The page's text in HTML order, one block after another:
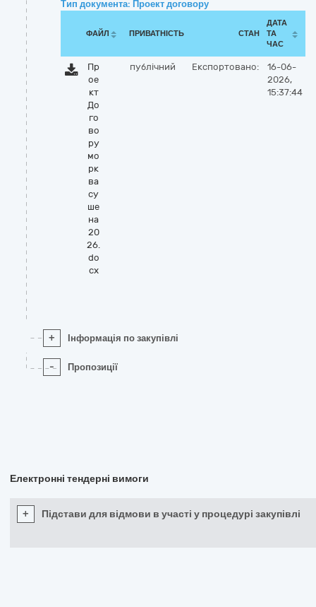
Тип документа: Проект договору
ФАЙЛ ПРИВАТНІСТЬ СТАН
ДАТА
ТА
ЧАС
Пр
ое
кт
До
го
во
ру
мо
рк
ва
су
ше
на
20
26.
do
cx
публічний Експортовано:
16-06-
2026,
15:37:44
+ Інформація по закупівлі
- Пропозиції
Електронні тендерні вимоги
+ Підстави для відмови в участі у процедурі закупівлі